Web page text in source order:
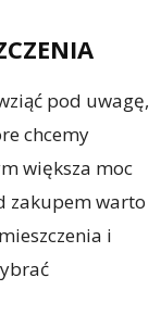
pod uwagę,
chcemy
większa moc
zakupem warto
i